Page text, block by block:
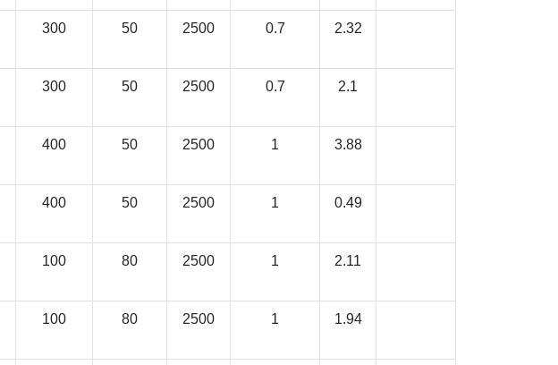
300 50 2500 0.7 2.32
300 50 2500 0.7 2.1
400 50 2500 1 3.88
400 50 2500 1 0.49
100 80 2500 1 2.11
100 80 2500 1 1.94